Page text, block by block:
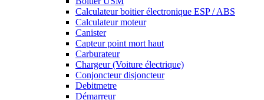
Calculateur boitier électronique ESP / ABS
Calculateur moteur
Canister
Capteur point mort haut
Carburateur
Chargeur (Voiture électrique)
Conjoncteur disjoncteur
Debitmetre
Démarreur